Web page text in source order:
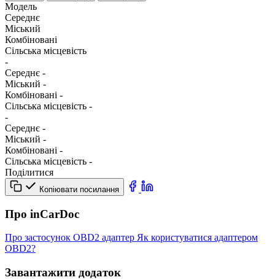
Модель
Середнє
Міський
Комбіновані
Сільська місцевість
-
Середнє -
Міський -
Комбіновані -
Сільська місцевість -
-
Середнє -
Міський -
Комбіновані -
Сільська місцевість -
Поділитися
Копіювати посилання
Про inCarDoc
Про застосунок OBD2 адаптер Як користуватися адаптером
OBD2?
Завантажити додаток